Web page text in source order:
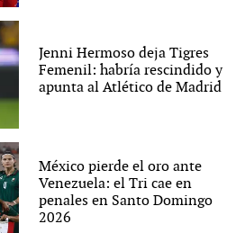
Jenni Hermoso deja Tigres
Femenil: habría rescindido y
apunta al Atlético de Madrid
México pierde el oro ante
Venezuela: el Tri cae en
penales en Santo Domingo
2026